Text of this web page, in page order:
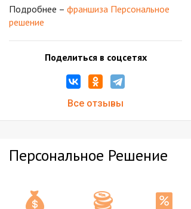
Подробнее – франшиза Персональное
решение
Поделиться в соцсетях
Все отзывы
Персональное Решение